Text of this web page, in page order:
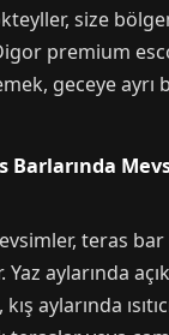
size
premium
geceye ayrı
Barlarında
teras
aylarında
aylarında